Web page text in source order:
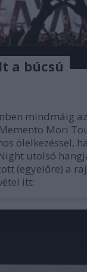
a búcsú
mindmáig
Mori
ölelkezéssel,
utolsó
(egyelőre) a
itt: